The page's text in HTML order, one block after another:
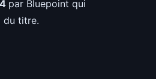
par Bluepoint qui
du titre.